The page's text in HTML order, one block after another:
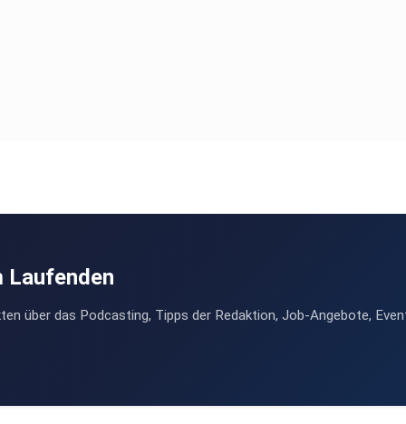
Laufenden
über das Podcasting, Tipps der Redaktion, Job-Angebote,